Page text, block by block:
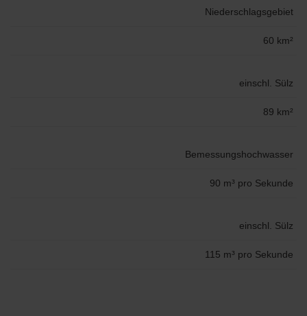
Niederschlagsgebiet
60 km²
einschl. Sülz
89 km²
Bemessungshochwasser
90 m³ pro Sekunde
einschl. Sülz
115 m³ pro Sekunde